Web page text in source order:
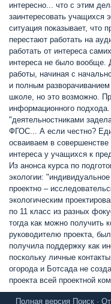
интересно... что с этим
заинтересовать учащихся
ситуация показывает, что
перестают работать на
работать от интереса
интереса не было вообще.
работы, начиная с
и полным
школе, но это возможно.
информационного
"деятельностниками
ФГОС... А если честно?
осваиваем в
интереса у учащихся к
Из анонса курса по
экологии:
проектно –
экологическим
по 11 класс из разных
тогда как можно получить
руководителю проекта,
получила поддержку как
поскольку личные
огорода и Ботсада не
проекта всей проектной
Полная версия Поиск ·